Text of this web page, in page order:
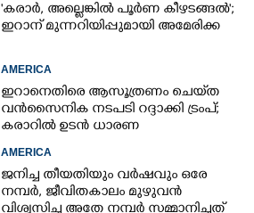
'കരാർ, അല്ലെങ്കിൽ പൂർണ കീഴടങ്ങൽ';
ഇറാന് മുന്നറിയിപ്പുമായി അമേരിക്ക
AMERICA
ഇറാനെതിരെ ആസൂത്രണം ചെയ്‌ത
വൻസൈനിക നടപടി റദ്ദാക്കി ട്രംപ്;
കരാറിൽ ഉടൻ ധാരണ
AMERICA
ജനിച്ച തീയതിയും വർഷവും ഒരേ
നമ്പർ, ജീവിതകാലം മുഴുവൻ
വിശ്വസിച്ച അതേ നമ്പർ സമ്മാനിച്ചത്